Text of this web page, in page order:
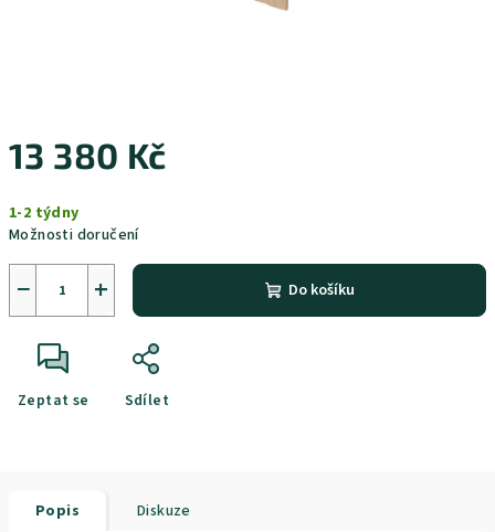
13 380 Kč
cena:
1-2 týdny
Možnosti doručení
+
− Do košíku
Zeptat se Sdílet
Popis Diskuze